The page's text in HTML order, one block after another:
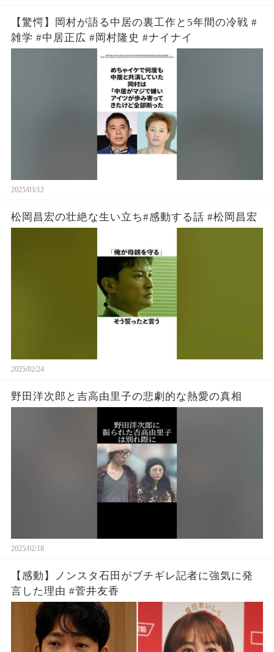
【驚愕】岡村が語る中居の裏工作と5年間の冷戦 #
雑学 #中居正広 #岡村隆史 #ナイナイ
2025/03/12
松岡昌宏の壮絶な生い立ち#感動する話 #松岡昌宏
2025/02/24
野田洋次郎と吉高由里子の悲劇的な熱愛の真相
2025/02/18
【感動】ノンスタ石田がブチギレ記者に強気に発
言した理由 #菅井友香